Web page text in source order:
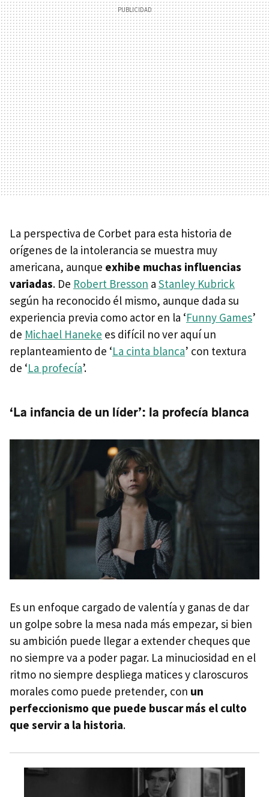
La perspectiva de Corbet para esta historia de
orígenes de la intolerancia se muestra muy
americana, aunque exhibe muchas influencias
variadas. De Robert Bresson a Stanley Kubrick
según ha reconocido él mismo, aunque dada su
experiencia previa como actor en la ‘Funny Games’
de Michael Haneke es difícil no ver aquí un
replanteamiento de ‘La cinta blanca’ con textura
de ‘La profecía’.
‘La infancia de un líder’: la profecía blanca
Es un enfoque cargado de valentía y ganas de dar
un golpe sobre la mesa nada más empezar, si bien
su ambición puede llegar a extender cheques que
no siempre va a poder pagar. La minuciosidad en el
ritmo no siempre despliega matices y claroscuros
morales como puede pretender, con un
perfeccionismo que puede buscar más el culto
que servir a la historia.